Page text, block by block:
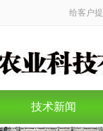
给客户
技术新闻